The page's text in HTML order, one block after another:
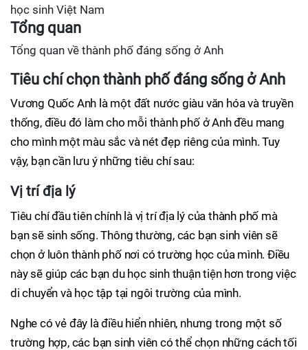
học sinh Việt Nam
Tổng quan
Tổng quan về thành phố đáng sống ở Anh
Tiêu chí chọn thành phố đáng sống ở Anh
Vương Quốc Anh là một đất nước giàu văn hóa và truyền
thống, điều đó làm cho mỗi thành phố ở Anh đều mang
cho mình một màu sắc và nét đẹp riêng của mình. Tuy
vậy, bạn cần lưu ý những tiêu chí sau:
Vị trí địa lý
Tiêu chí đầu tiên chính là vị trí địa lý của thành phố mà
bạn sẽ sinh sống. Thông thường, các bạn sinh viên sẽ
chọn ở luôn thành phố nơi có trường học của mình. Điều
này sẽ giúp các bạn du học sinh thuận tiện hơn trong việc
di chuyển và học tập tại ngôi trường của mình.
Nghe có vẻ đây là điều hiển nhiên, nhưng trong một số
trường hợp, các bạn sinh viên có thể chọn những cách tối